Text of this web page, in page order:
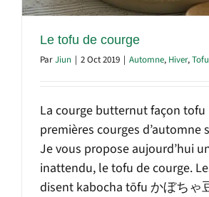
Le tofu de courge
ParJiun | 2 Oct 2019 | Automne, Hiver,
La courge butternut façon tofu
premières courges d’automne
Je vous propose aujourd’hui
inattendu, le tofu de courge.
disent kabocha tōfu かぼちゃ